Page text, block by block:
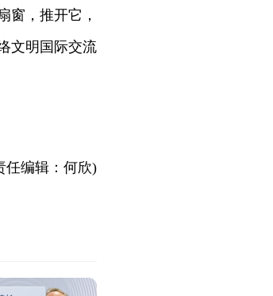
窗，推开它，
文明国际交流
任编辑：何欣)